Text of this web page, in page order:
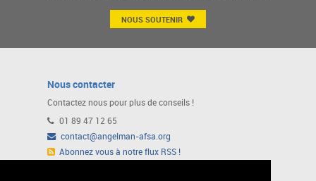
NOUS SOUTENIR
Nous contacter
Contactez nous pour plus de conseils !
01 89 47 12 65
contact@angelman-afsa.org
Abonnez vous à notre flux RSS !